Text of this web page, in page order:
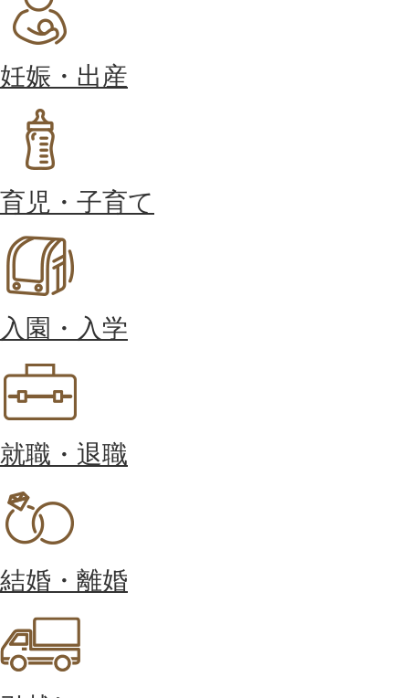
妊娠・出産
育児・子育て
入園・入学
就職・退職
結婚・離婚